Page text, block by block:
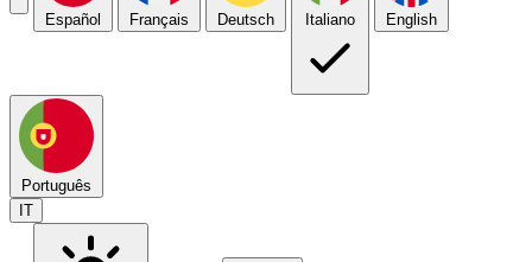
Español Français Deutsch Italiano English
Português
IT